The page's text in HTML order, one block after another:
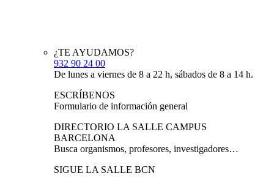
¿TE AYUDAMOS?
932 90 24 00
De lunes a viernes de 8 a 22 h, sábados de 8 a 14 h.
ESCRÍBENOS
Formulario de información general
DIRECTORIO LA SALLE CAMPUS
BARCELONA
Busca organismos, profesores, investigadores…
SIGUE LA SALLE BCN